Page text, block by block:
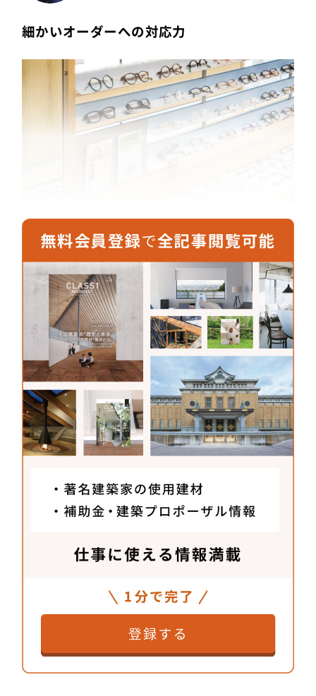
細かいオーダーへの対応力
当初はファブリックを使うことも考えていました
が、今回のやわらかい波型のデザインには植毛塗装
が適していると考え採用しました。SanSeiさんは自
動車関連部品やマネキン・フィギュアなどの植毛塗
装などを手掛ける会社なので、今回のような使い方
は珍しかったのではないかと思います。色を決める
時にはうちのスタッフが工場まで伺い「この色のパ
イルをあと何グラム混ぜて」といったレシピ作りの
ような実験を繰り返しながら、朝から晩まで付きっ
きりで対応いただきました。細かいオーダーにもと
にかく親身に応えていただいたおかげで、単色では
出せない、何とも言えないやさしい雰囲気を出すこ
とができたと思います。今後も什器のパーツとして
メーカーさんへ聞いた
清水功さん
0.01gの微調整を繰り返した調色